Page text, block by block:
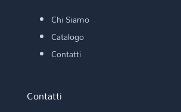
Chi Siamo
Catalogo
Contatti
Contatti